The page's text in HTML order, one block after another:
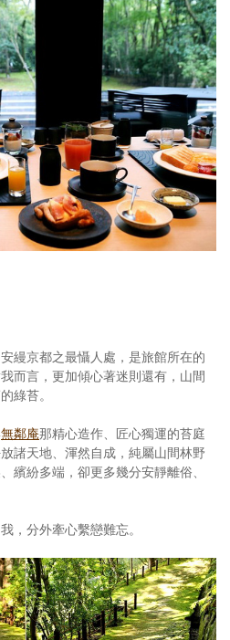
縵京都之最懾人處，是旅館所在的
而言，更加傾心著迷則還有，山間
綠苔。
無鄰庵那精心造作、匠心獨運的苔庭
諸天地、渾然自成，純屬山間林野
繽紛多端，卻更多幾分安靜離俗、
，分外牽心繫戀難忘。